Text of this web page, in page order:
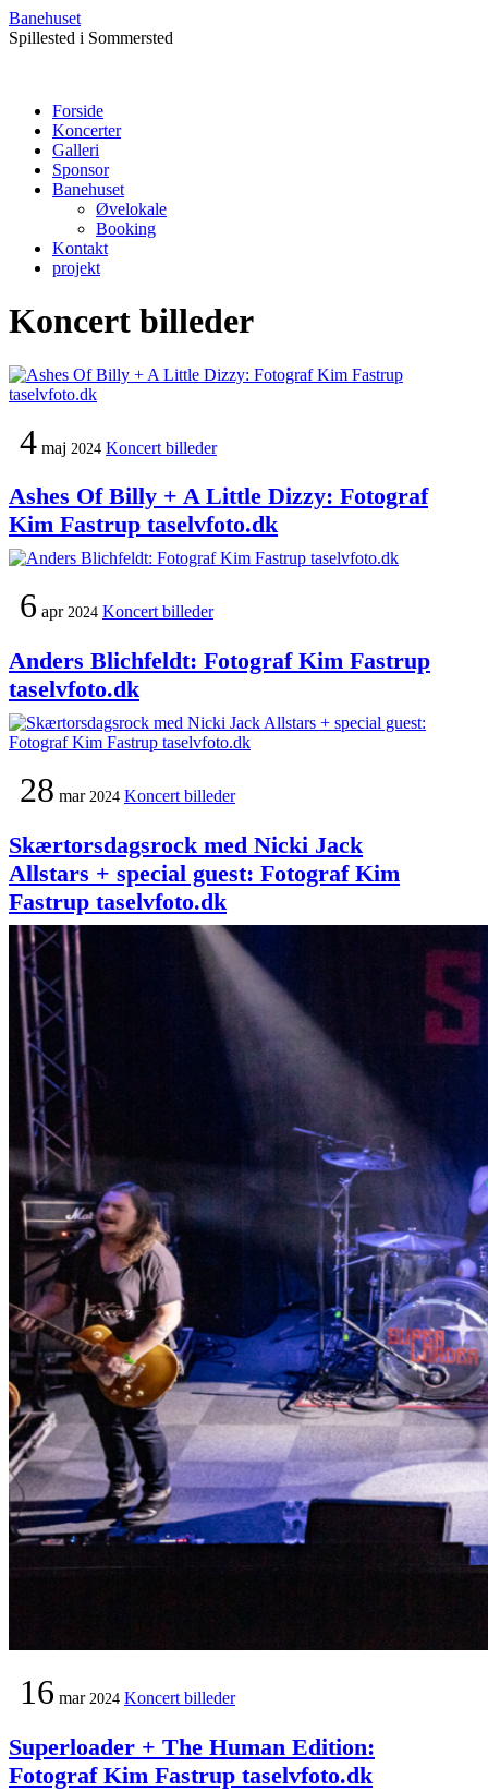
Banehuset
Spillested i Sommersted
Forside
Koncerter
Galleri
Sponsor
Banehuset
Øvelokale
Booking
Kontakt
projekt
Koncert billeder
4 maj 2024 Koncert billeder
Ashes Of Billy + A Little Dizzy: Fotograf
Kim Fastrup taselvfoto.dk
6 apr 2024 Koncert billeder
Anders Blichfeldt: Fotograf Kim Fastrup
taselvfoto.dk
28 mar 2024 Koncert billeder
Skærtorsdagsrock med Nicki Jack
Allstars + special guest: Fotograf Kim
Fastrup taselvfoto.dk
16 mar 2024 Koncert billeder
Superloader + The Human Edition:
Fotograf Kim Fastrup taselvfoto.dk